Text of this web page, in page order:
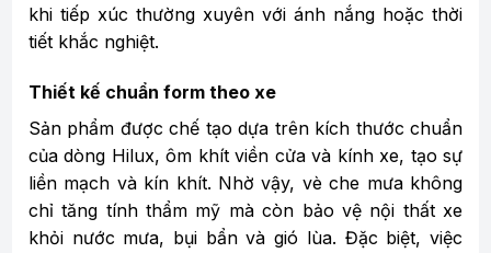
khi tiếp xúc thường xuyên với ánh nắng hoặc thời
tiết khắc nghiệt.
Thiết kế chuẩn form theo xe
Sản phẩm được chế tạo dựa trên kích thước chuẩn
của dòng Hilux, ôm khít viền cửa và kính xe, tạo sự
liền mạch và kín khít. Nhờ vậy, vè che mưa không
chỉ tăng tính thẩm mỹ mà còn bảo vệ nội thất xe
khỏi nước mưa, bụi bẩn và gió lùa. Đặc biệt, việc